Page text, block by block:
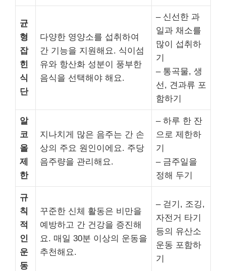
균
형
잡
힌
식
단
다양한 영양소를 섭취하여
간 기능을 지원해요. 식이섬
유와 항산화 성분이 풍부한
음식을 선택해야 해요.
– 신선한 과
일과 채소를
많이 섭취하
기
– 통곡물, 생
선, 견과류 포
함하기
알
코
올
제
한
지나치게 많은 음주는 간 손
상의 주요 원인이에요. 주당
음주량을 관리해요.
– 하루 한 잔
으로 제한하
기
– 금주일을
정해 두기
규
칙
적
인
운
동
꾸준한 신체 활동은 비만을
예방하고 간 건강을 증진해
요. 매일 30분 이상의 운동을
추천해요.
– 걷기, 조깅,
자전거 타기
등의 유산소
운동 포함하
기